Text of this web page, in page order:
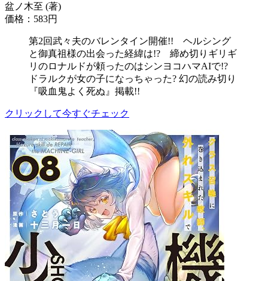
盆ノ木至 (著)
価格：583円
第2回武々夫のバレンタイン開催!! ヘルシング
と御真祖様の出会った経緯は!? 締め切りギリギ
リのロナルドが頼ったのはシンヨコハマAIで!?
ドラルクが女の子になっちゃった? 幻の読み切り
『吸血鬼よく死ぬ』掲載!!
クリックして今すぐチェック